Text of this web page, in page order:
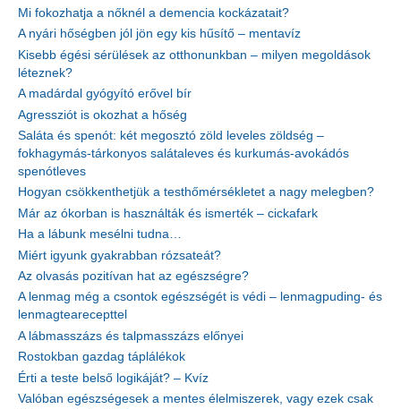
Mi fokozhatja a nőknél a demencia kockázatait?
A nyári hőségben jól jön egy kis hűsítő – mentavíz
Kisebb égési sérülések az otthonunkban – milyen megoldások
léteznek?
A madárdal gyógyító erővel bír
Agressziót is okozhat a hőség
Saláta és spenót: két megosztó zöld leveles zöldség –
fokhagymás-tárkonyos salátaleves és kurkumás-avokádós
spenótleves
Hogyan csökkenthetjük a testhőmérsékletet a nagy melegben?
Már az ókorban is használták és ismerték – cickafark
Ha a lábunk mesélni tudna…
Miért igyunk gyakrabban rózsateát?
Az olvasás pozitívan hat az egészségre?
A lenmag még a csontok egészségét is védi – lenmagpuding- és
lenmagtearecepttel
A lábmasszázs és talpmasszázs előnyei
Rostokban gazdag táplálékok
Érti a teste belső logikáját? – Kvíz
Valóban egészségesek a mentes élelmiszerek, vagy ezek csak